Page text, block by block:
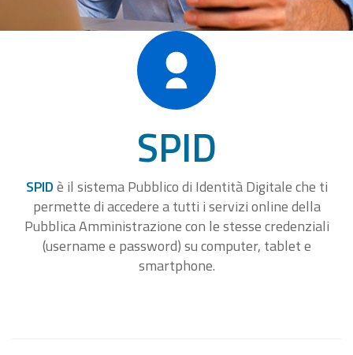
SPID
SPIDè il sistema Pubblico di Identità Digitale che ti
permette di accedere a tutti i servizi online della
Pubblica Amministrazione con le stesse credenziali
(username e password) su computer, tablet e
smartphone.